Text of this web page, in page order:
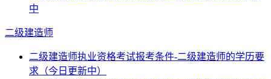
中
二级建造师
二级建造师执业资格考试报考条件-二级建造师的学历要
求（今日更新中）